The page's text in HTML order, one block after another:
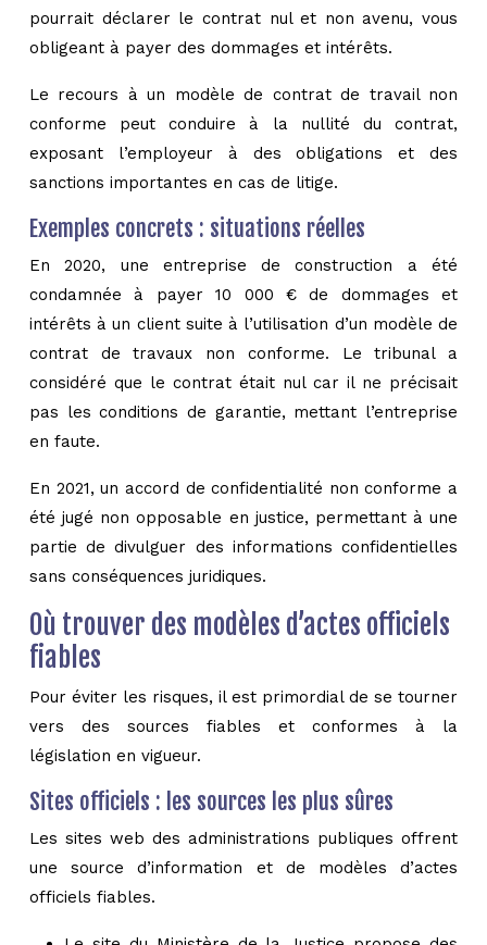
pourrait déclarer le contrat nul et non avenu, vous
obligeant à payer des dommages et intérêts.
Le recours à un modèle de contrat de travail non
conforme peut conduire à la nullité du contrat,
exposant l’employeur à des obligations et des
sanctions importantes en cas de litige.
Exemples concrets : situations réelles
En 2020, une entreprise de construction a été
condamnée à payer 10 000 € de dommages et
intérêts à un client suite à l’utilisation d’un modèle de
contrat de travaux non conforme. Le tribunal a
considéré que le contrat était nul car il ne précisait
pas les conditions de garantie, mettant l’entreprise
en faute.
En 2021, un accord de confidentialité non conforme a
été jugé non opposable en justice, permettant à une
partie de divulguer des informations confidentielles
sans conséquences juridiques.
Où trouver des modèles d’actes officiels
fiables
Pour éviter les risques, il est primordial de se tourner
vers des sources fiables et conformes à la
législation en vigueur.
Sites officiels : les sources les plus sûres
Les sites web des administrations publiques offrent
une source d’information et de modèles d’actes
officiels fiables.